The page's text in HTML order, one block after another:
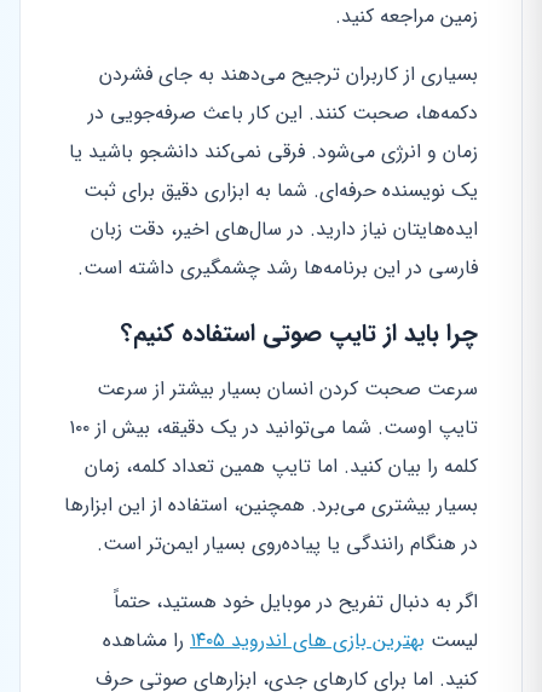
زمین مراجعه کنید.
بسیاری از کاربران ترجیح می‌دهند به جای فشردن
دکمه‌ها، صحبت کنند. این کار باعث صرفه‌جویی در
زمان و انرژی می‌شود. فرقی نمی‌کند دانشجو باشید یا
یک نویسنده حرفه‌ای. شما به ابزاری دقیق برای ثبت
ایده‌هایتان نیاز دارید. در سال‌های اخیر، دقت زبان
فارسی در این برنامه‌ها رشد چشمگیری داشته است.
چرا باید از تایپ صوتی استفاده کنیم؟
سرعت صحبت کردن انسان بسیار بیشتر از سرعت
تایپ اوست. شما می‌توانید در یک دقیقه، بیش از ۱۰۰
کلمه را بیان کنید. اما تایپ همین تعداد کلمه، زمان
بسیار بیشتری می‌برد. همچنین، استفاده از این ابزارها
در هنگام رانندگی یا پیاده‌روی بسیار ایمن‌تر است.
اگر به دنبال تفریح در موبایل خود هستید، حتماً
لیست بهترین بازی های اندروید ۱۴۰۵
را مشاهده
کنید. اما برای کارهای جدی، ابزارهای صوتی حرف